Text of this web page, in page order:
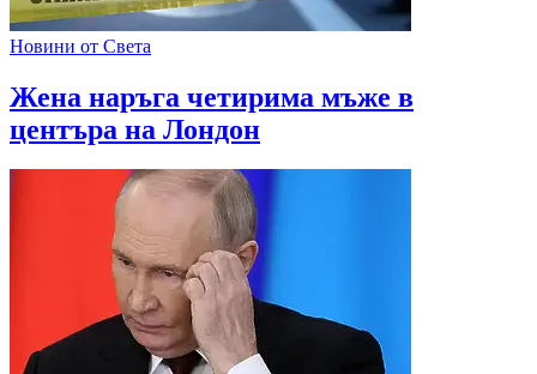
Новини от Света
Жена наръга четирима мъже в
центъра на Лондон